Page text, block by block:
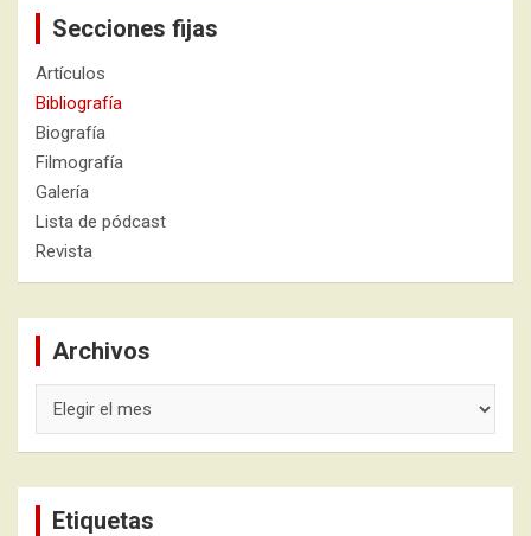
Secciones fijas
Artículos
Bibliografía
Biografía
Filmografía
Galería
Lista de pódcast
Revista
Archivos
Etiquetas